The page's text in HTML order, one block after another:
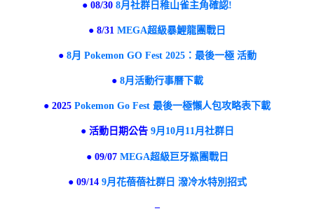
● 08/30 8月社群日稚山雀主角確認!
● 8/31 MEGA超級暴鯉龍團戰日
● 8月 Pokemon GO Fest 2025：最後一極 活動
● 8月活動行事曆下載
● 2025 Pokemon Go Fest 最後一極懶人包攻略表下載
● 活動日期公告9月10月11月社群日
● 09/07 MEGA超級巨牙鯊團戰日
● 09/14 9月花蓓蓓社群日 潑冷水特別招式
–